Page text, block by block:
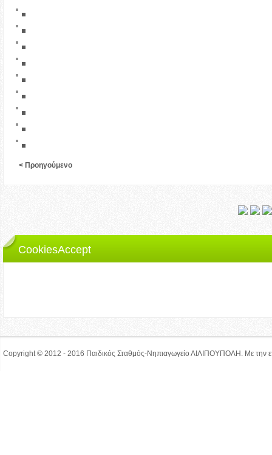
< Προηγούμενο
CookiesAccept
Copyright © 2012 - 2016 Παιδικός Σταθμός-Νηπιαγωγείο ΛΙΛΙΠΟΥΠΟΛΗ. Με την